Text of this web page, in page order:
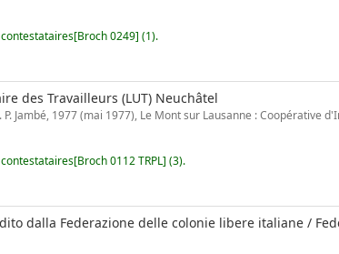
0249] (1).
des Travailleurs (LUT) Neuchâtel
Jambé, 1977 (mai 1977), Le Mont sur Lausanne : Coopérative
0112 TRPL] (3).
dalla Federazione delle colonie libere italiane /